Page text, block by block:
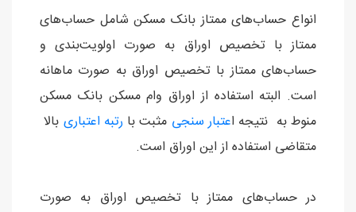
انواع حساب‌های ممتاز بانک مسکن شامل حساب‌های
ممتاز با تخصیص اوراق به صورت اولویت‌بندی و
حساب‌های ممتاز با تخصیص اوراق به صورت ماهانه
است. البته استفاده از اوراق وام مسکن بانک مسکن
منوط به نتیجه اعتبار سنجی مثبت با رتبه اعتباری بالا
متقاضی استفاده از این اوراق است.
در حساب‌های ممتاز با تخصیص اوراق به صورت